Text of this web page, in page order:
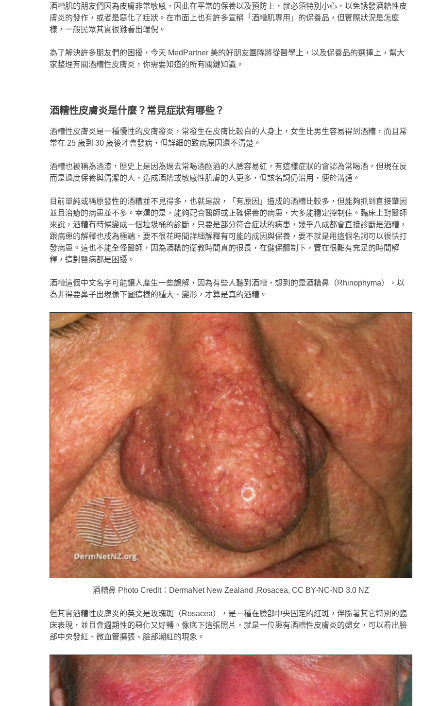
酒糟肌的朋友們因為皮膚非常敏感，因此在平常的保養以及預防上，就必須特別小心，以免誘發酒糟性皮
膚炎的發作，或者是惡化了症狀。在市面上也有許多宣稱「酒糟肌專用」的保養品，但實際狀況是怎麼
樣，一般民眾其實很難看出端倪。
為了解決許多朋友們的困擾，今天 MedPartner 美的好朋友團隊將從醫學上，以及保養品的選擇上，幫大
家整理有關酒糟性皮膚炎，你需要知道的所有關鍵知識。
酒糟性皮膚炎是什麼？常見症狀有哪些？
酒糟性皮膚炎是一種慢性的皮膚發炎，常發生在皮膚比較白的人身上，女生比男生容易得到酒糟，而且常
常在 25 歲到 30 歲後才會發病，但詳細的致病原因還不清楚。
酒糟也被稱為酒渣，歷史上是因為過去常喝酒酗酒的人臉容易紅，有這樣症狀的會認為常喝酒，但現在反
而是過度保養與清潔的人，造成酒糟或敏感性肌膚的人更多，但該名詞仍沿用，便於溝通。
目前單純或稱原發性的酒糟並不見得多，也就是說，「有原因」造成的酒糟比較多，但能夠抓到直接肇因
並且治癒的病患並不多。幸運的是，能夠配合醫師或正確保養的病患，大多能穩定控制住。臨床上對醫師
來說，酒糟有時候變成一個垃圾桶的診斷，只要是部分符合症狀的病患，幾乎八成都會直接診斷是酒糟，
跟病患的解釋也成為極端，要不很花時間詳細解釋有可能的成因與保養，要不就是用這個名詞可以很快打
發病患。這也不能全怪醫師，因為酒糟的衛教時間真的很長，在健保體制下，實在很難有充足的時間解
釋，這對醫病都是困擾。
酒糟這個中文名字可能讓人產生一些誤解，因為有些人聽到酒糟，想到的是酒糟鼻（Rhinophyma），以
為非得要鼻子出現像下圖這樣的腫大、變形，才算是真的酒糟。
酒糟鼻 Photo Credit：DermaNet New Zealand ,Rosacea, CC BY-NC-ND 3.0 NZ
但其實酒糟性皮膚炎的英文是玫瑰斑（Rosacea），是一種在臉部中央固定的紅斑，伴隨著其它特別的臨
床表現，並且會週期性的惡化又好轉。像底下這張照片，就是一位患有酒糟性皮膚炎的婦女，可以看出臉
部中央發紅、微血管擴張、臉部潮紅的現象。